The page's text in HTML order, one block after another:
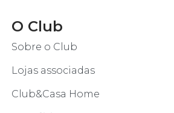
O Club
Sobre o Club
Lojas associadas
Club&Casa Home